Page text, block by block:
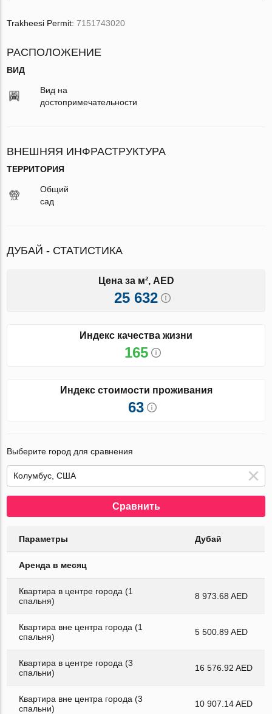
Trakheesi Permit:7151743020
РАСПОЛОЖЕНИЕ
ВИД
Вид на
достопримечательности
ВНЕШНЯЯ ИНФРАСТРУКТУРА
ТЕРРИТОРИЯ
Общий
сад
ДУБАЙ - СТАТИСТИКА
Цена за м², AED
25 632
Индекс качества жизни
165
Индекс стоимости проживания
63
Выберите город для сравнения
Сравнить
Параметры Дубай
Аренда в месяц
Квартира в центре города (1
спальня)
8 973.68 AED
Квартира вне центра города (1
спальня)
5 500.89 AED
Квартира в центре города (3
спальни)
16 576.92 AED
Квартира вне центра города (3
спальни)
10 907.14 AED